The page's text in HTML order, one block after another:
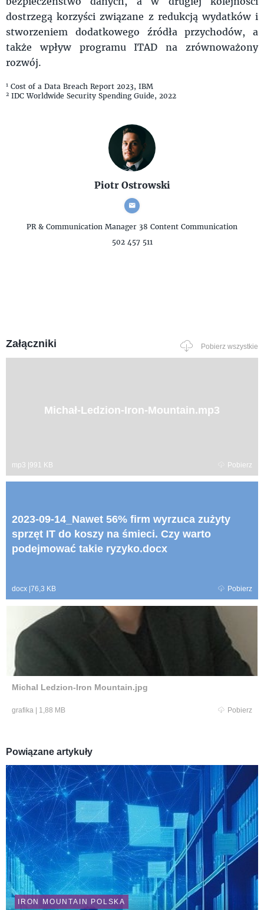
dostrzegą korzyści związane z redukcją wydatków i
stworzeniem dodatkowego źródła przychodów, a
także wpływ programu ITAD na zrównoważony
rozwój.
1 Cost of a Data Breach Report 2023, IBM
2 IDC Worldwide Security Spending Guide, 2022
Piotr Ostrowski
PR & Communication Manager 38 Content Communication
502 457 511
Załączniki Pobierz wszystkie
Michał-Ledzion-Iron-Mountain.mp3
mp3 991 KB Pobierz
2023-09-14_Nawet 56% firm wyrzuca zużyty
sprzęt IT do koszy na śmieci. Czy warto
podejmować takie ryzyko.docx
docx 76,3 KB Pobierz
Michal Ledzion-Iron Mountain.jpg
grafika 1,88 MB Pobierz
Powiązane artykuły
IRON MOUNTAIN POLSKA